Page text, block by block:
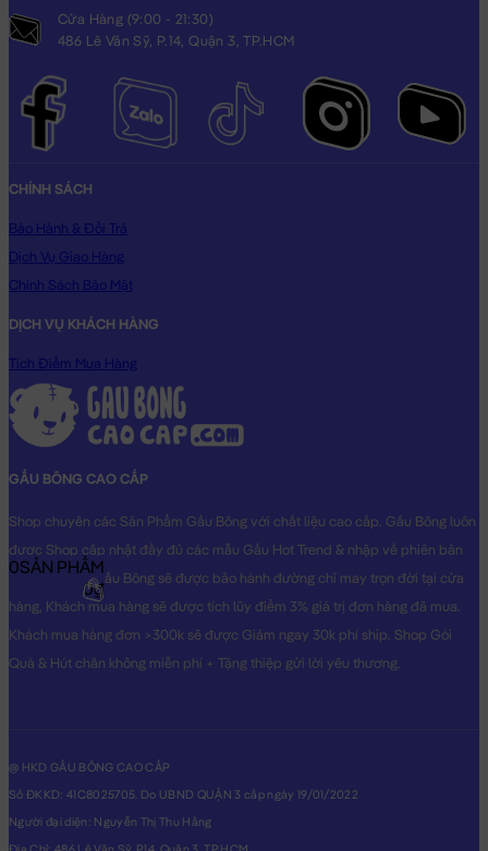
Cửa Hàng (9:00 - 21:30)
486 Lê Văn Sỹ, P.14, Quận 3, TP.HCM
CHÍNH SÁCH
Bảo Hành & Đổi Trả
Dịch Vụ Giao Hàng
Chính Sách Bảo Mật
DỊCH VỤ KHÁCH HÀNG
Tích Điểm Mua Hàng
GẤU BÔNG CAO CẤP
Shop chuyên các Sản Phẩm Gấu Bông với chất liệu cao cấp. Gấu Bông luôn
được Shop cập nhật đầy đủ các mẫu Gấu Hot Trend & nhập về phiên bản
Original nhất. Gấu Bông sẽ được bảo hành đường chỉ may trọn đời tại cửa
hàng, Khách mua hàng sẽ được tích lũy điểm 3% giá trị đơn hàng đã mua.
Khách mua hàng đơn >300k sẽ được Giảm ngay 30k phí ship. Shop Gói
Quà & Hút chân không miễn phí + Tặng thiệp gửi lời yêu thương.
@ HKD GẤU BÔNG CAO CẤP
Số ĐKKD: 41C8025705. Do UBND QUẬN 3 cấp ngày 19/01/2022
Người đại diện: Nguyễn Thị Thu Hằng
0SẢN PHẨM
0₫